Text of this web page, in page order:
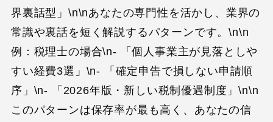
界裏話型」\n\nあなたの専門性を活かし、業界の
常識や裏話を短く解説するパターンです。\n\n
例：税理士の場合\n- 「個人事業主が見落としや
すい経費3選」\n- 「確定申告で損しない申請順
序」\n- 「2026年版・新しい税制優遇制度」\n\n
このパターンは保存率が最も高く、あなたの信